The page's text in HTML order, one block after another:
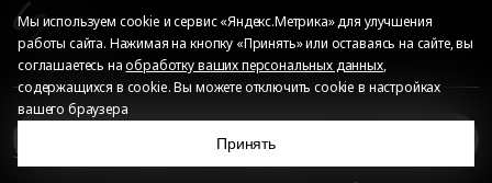
© Общество с ограниченной ответственностью «ИБС
Экспертиза», 2026. Все права защищены
Мы используем cookie и сервис «Яндекс.Метрика» для улучшения
работы сайта. Нажимая на кнопку «Принять» или оставаясь на сайте, вы
соглашаетесь наобработку ваших персональных данных,
содержащихся в cookie. Вы можете отключить cookie в настройках
вашего браузера
Принять